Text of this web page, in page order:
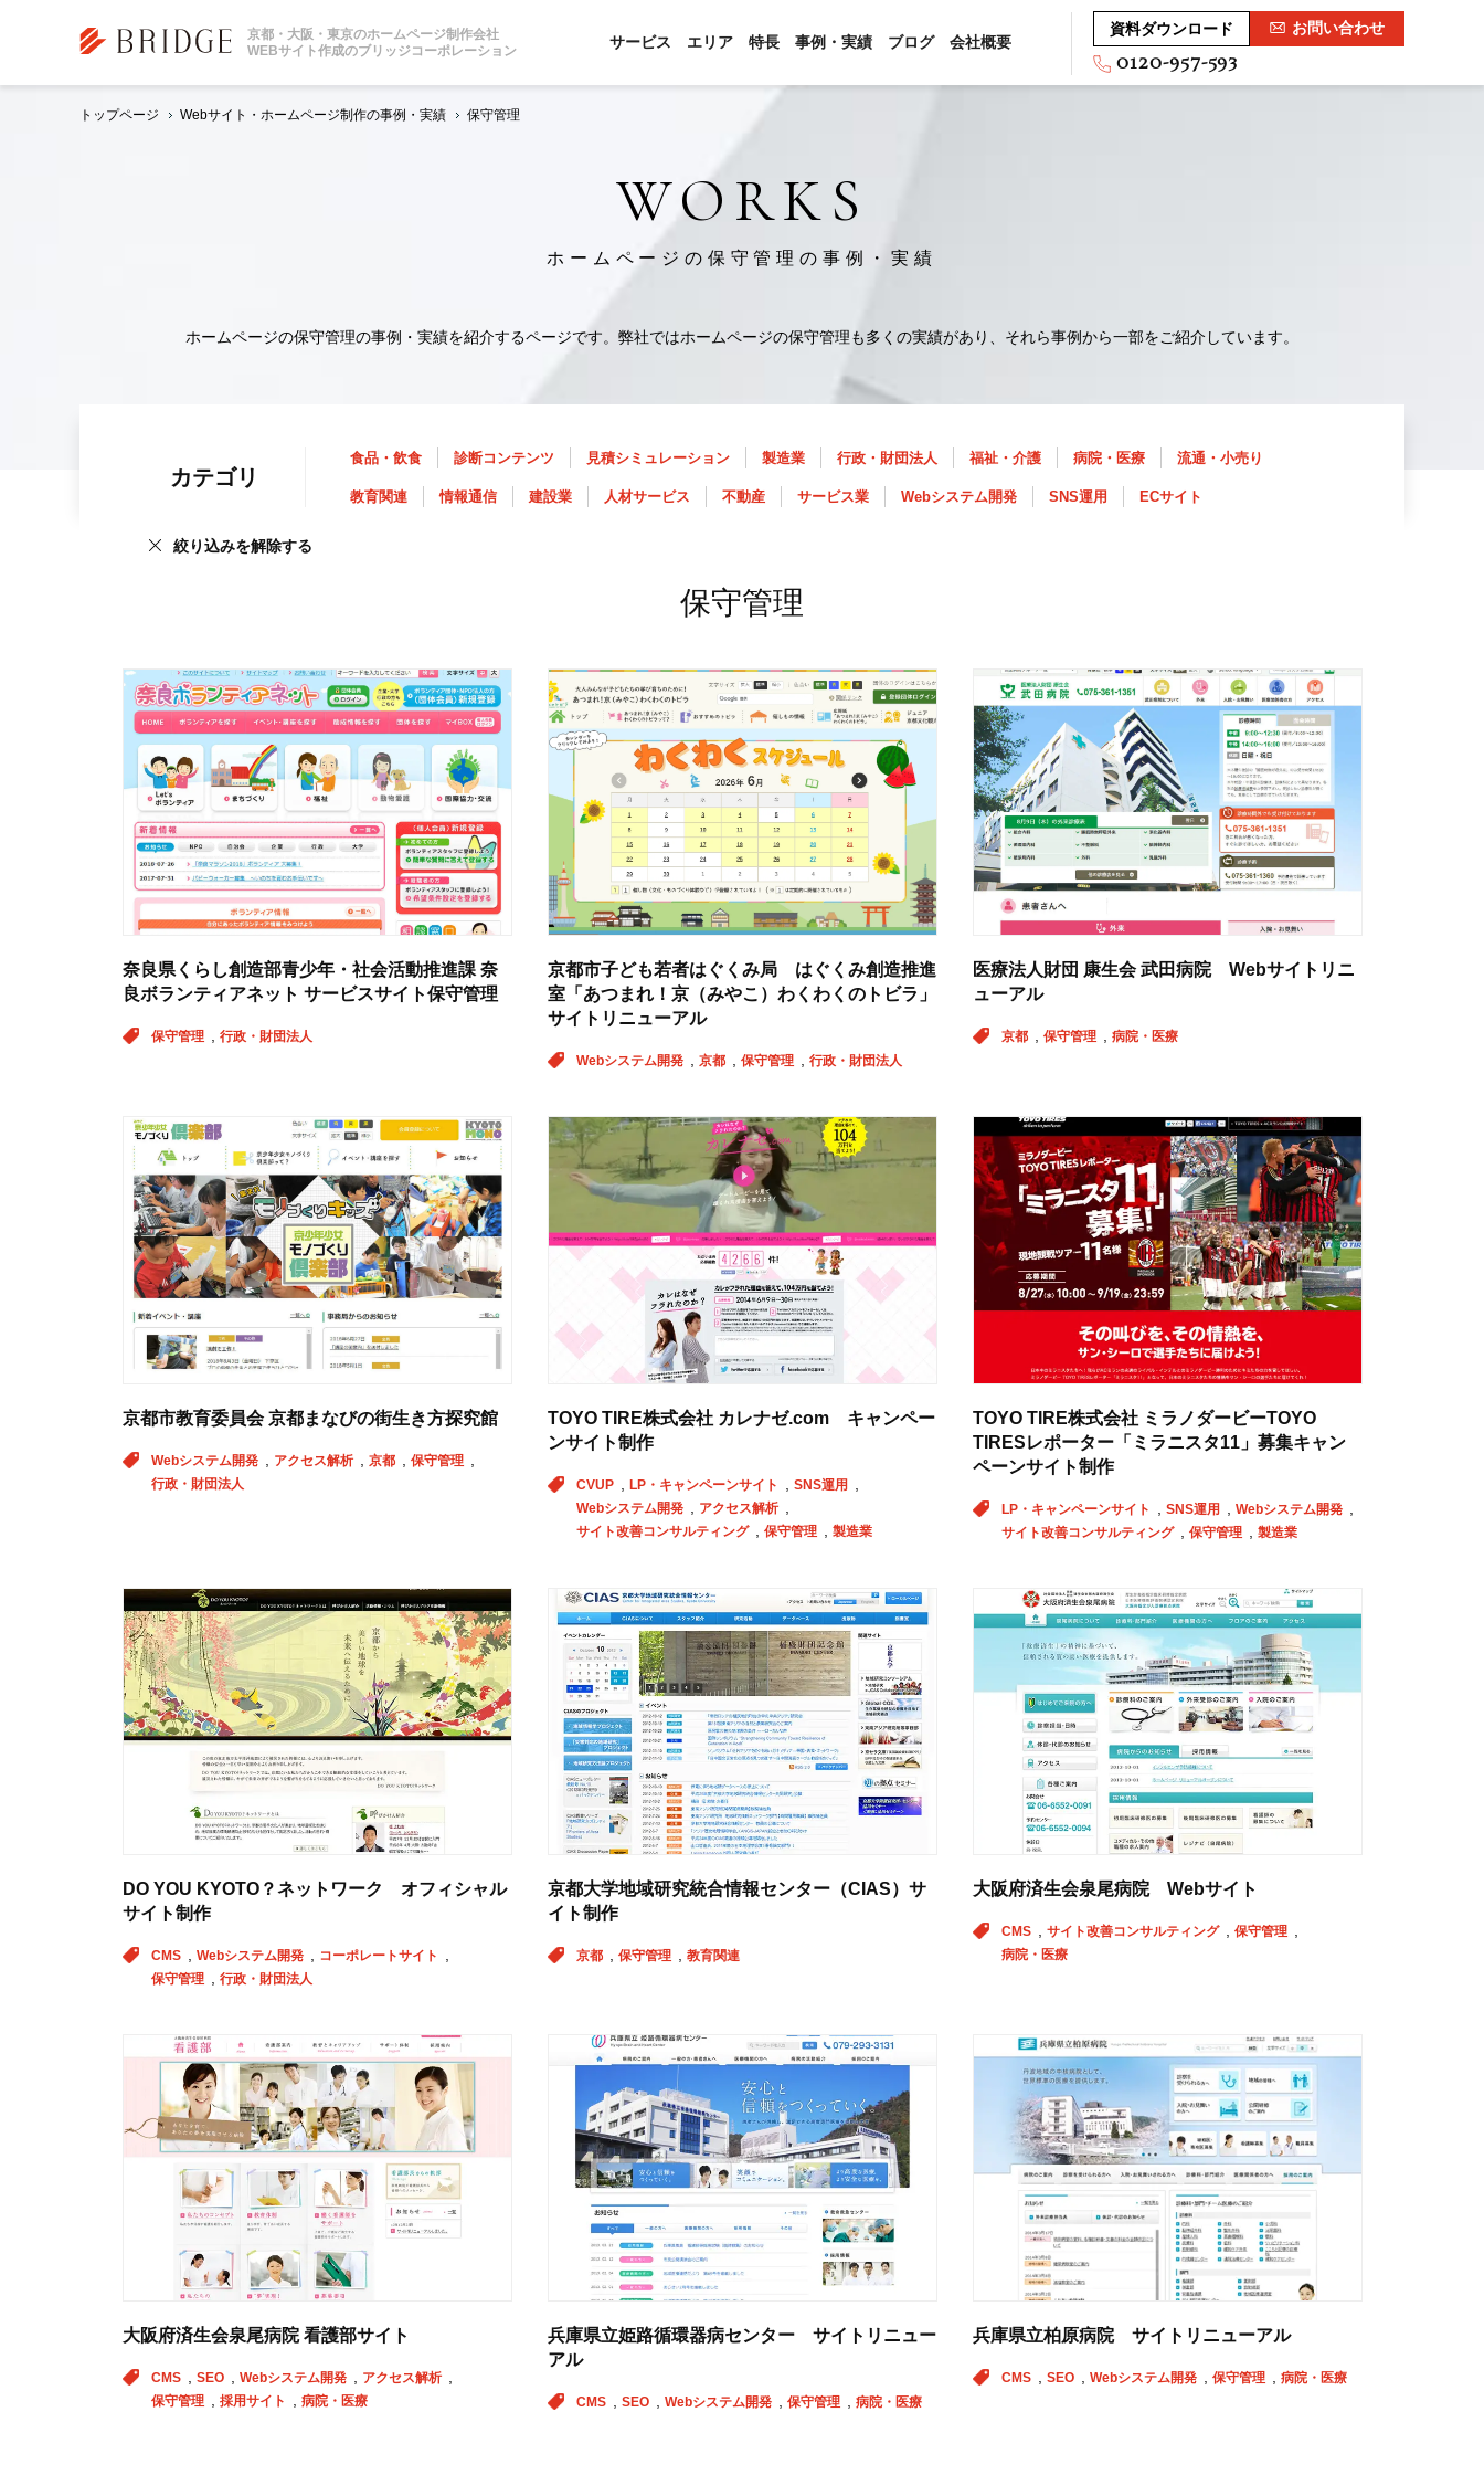
京都・大阪・東京のホームページ制作会社
WEBサイト作成のブリッジコーポレーション
サービス エリア 特長 事例・実績 ブログ 会社概要
資料ダウンロード お問い合わせ
0120-957-593
トップページ Webサイト・ホームページ制作の事例・実績 保守管理
WORKS
ホームページの保守管理の事例・実績
ホームページの保守管理の事例・実績を紹介するページです。弊社ではホームページの保守管理も多くの実績があり、それら事例から一部をご紹介しています。
カテゴリ
食品・飲食 診断コンテンツ 見積シミュレーション 製造業 行政・財団法人 福祉・介護 病院・医療 流通・小売り
教育関連 情報通信 建設業 人材サービス 不動産 サービス業 Webシステム開発 SNS運用 ECサイト
絞り込みを解除する
保守管理
奈良県くらし創造部青少年・社会活動推進課 奈
良ボランティアネット サービスサイト保守管理
保守管理 行政・財団法人
京都市子ども若者はぐくみ局 はぐくみ創造推進
室「あつまれ！京（みやこ）わくわくのトビラ」
サイトリニューアル
Webシステム開発 京都 保守管理 行政・財団法人
医療法人財団 康生会 武田病院 Webサイトリニ
ューアル
京都 保守管理 病院・医療
京都市教育委員会 京都まなびの街生き方探究館
Webシステム開発 アクセス解析 京都
保守管理
行政・財団法人
TOYO TIRE株式会社 カレナゼ.com キャンペー
ンサイト制作
CVUP LP・キャンペーンサイト
SNS運用
Webシステム開発
アクセス解析
サイト改善コンサルティング
保守管理 製造業
TOYO TIRE株式会社 ミラノダービーTOYO
TIRESレポーター「ミラニスタ11」募集キャン
ペーンサイト制作
LP・キャンペーンサイト SNS運用
Webシステム開発
サイト改善コンサルティング
保守管理 製造業
DO YOU KYOTO？ネットワーク オフィシャル
サイト制作
CMS Webシステム開発
コーポレートサイト
保守管理
行政・財団法人
京都大学地域研究統合情報センター（CIAS）サ
イト制作
京都 保守管理 教育関連
大阪府済生会泉尾病院 Webサイト
CMS サイト改善コンサルティング
保守管理
病院・医療
大阪府済生会泉尾病院 看護部サイト
CMS SEO Webシステム開発
アクセス解析
保守管理
採用サイト 病院・医療
兵庫県立姫路循環器病センター サイトリニュー
アル
CMS SEO Webシステム開発 保守管理 病院・医療
兵庫県立柏原病院 サイトリニューアル
CMS SEO Webシステム開発 保守管理 病院・医療